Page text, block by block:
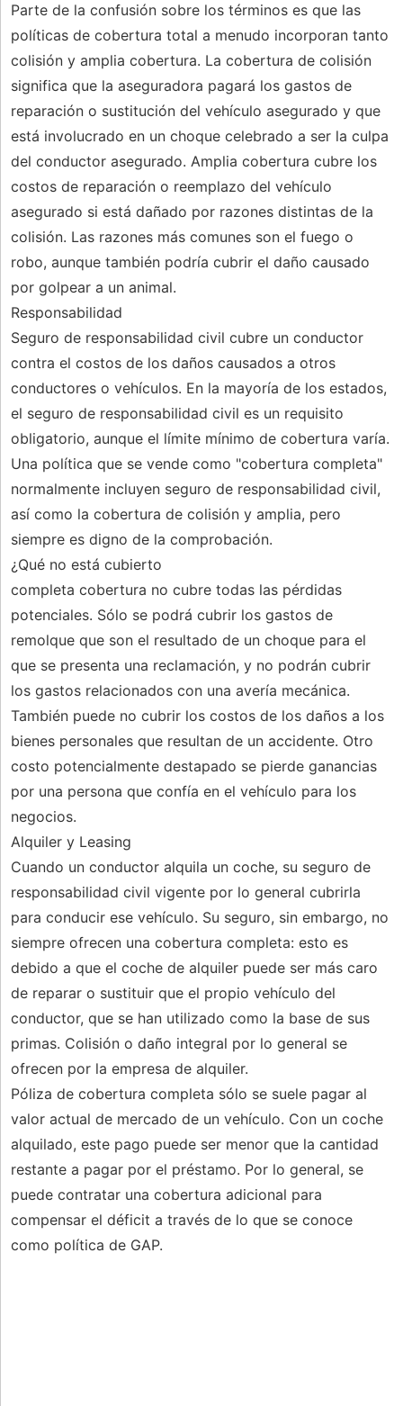
Parte de la confusión sobre los términos es que las
políticas de cobertura total a menudo incorporan tanto
colisión y amplia cobertura. La cobertura de colisión
significa que la aseguradora pagará los gastos de
reparación o sustitución del vehículo asegurado y que
está involucrado en un choque celebrado a ser la culpa
del conductor asegurado. Amplia cobertura cubre los
costos de reparación o reemplazo del vehículo
asegurado si está dañado por razones distintas de la
colisión. Las razones más comunes son el fuego o
robo, aunque también podría cubrir el daño causado
por golpear a un animal.
Responsabilidad
Seguro de responsabilidad civil cubre un conductor
contra el costos de los daños causados ​​a otros
conductores o vehículos. En la mayoría de los estados,
el seguro de responsabilidad civil es un requisito
obligatorio, aunque el límite mínimo de cobertura varía.
Una política que se vende como "cobertura completa"
normalmente incluyen seguro de responsabilidad civil,
así como la cobertura de colisión y amplia, pero
siempre es digno de la comprobación.
¿Qué no está cubierto
completa cobertura no cubre todas las pérdidas
potenciales. Sólo se podrá cubrir los gastos de
remolque que son el resultado de un choque para el
que se presenta una reclamación, y no podrán cubrir
los gastos relacionados con una avería mecánica.
También puede no cubrir los costos de los daños a los
bienes personales que resultan de un accidente. Otro
costo potencialmente destapado se pierde ganancias
por una persona que confía en el vehículo para los
negocios.
Alquiler y Leasing
Cuando un conductor alquila un coche, su seguro de
responsabilidad civil vigente por lo general cubrirla
para conducir ese vehículo. Su seguro, sin embargo, no
siempre ofrecen una cobertura completa: esto es
debido a que el coche de alquiler puede ser más caro
de reparar o sustituir que el propio vehículo del
conductor, que se han utilizado como la base de sus
primas. Colisión o daño integral por lo general se
ofrecen por la empresa de alquiler.
Póliza de cobertura completa sólo se suele pagar al
valor actual de mercado de un vehículo. Con un coche
alquilado, este pago puede ser menor que la cantidad
restante a pagar por el préstamo. Por lo general, se
puede contratar una cobertura adicional para
compensar el déficit a través de lo que se conoce
como política de GAP.